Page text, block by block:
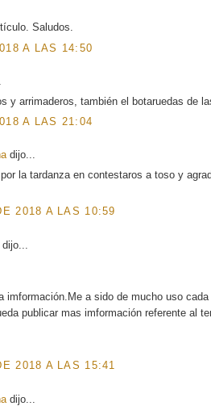
Saludos.
A LAS 14:50
y arrimaderos, también el botaruedas de
A LAS 21:04
dijo...
por la tardanza en contestaros a toso y
2018 A LAS 10:59
dijo...
imformación.Me a sido de mucho uso
publicar mas imformación referente al
2018 A LAS 15:41
dijo...